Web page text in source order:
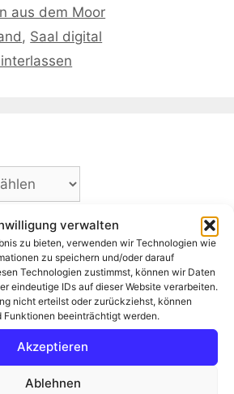
verwalten
zu bieten, verwenden wir Technologien wie
zu speichern und/oder darauf
Technologien zustimmst, können wir Daten
eindeutige IDs auf dieser Website verarbeiten.
nicht erteilst oder zurückziehst, können
Funktionen beeinträchtigt werden.
Akzeptieren
Ablehnen
aus dem Moor
, Saal digital
in seinem